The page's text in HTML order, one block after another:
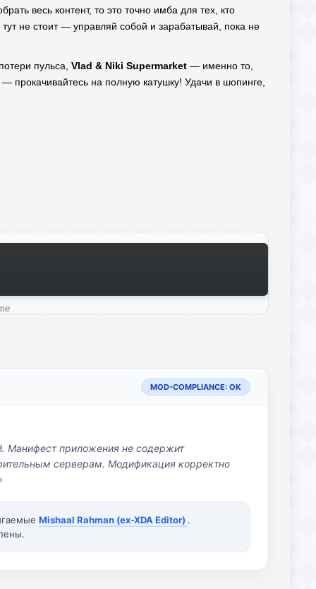
весь контент, то это точно имба для тех, кто
не стоит — управляй собой и зарабатывай, пока не
пульса, Vlad & Niki Supermarket — именно то,
прокачивайтесь на полную катушку! Удачи в шопинге,
MOD-COMPLIANCE: OK
Манифест приложения не содержит
серверам. Модификация корректно
Mishaal Rahman (ex-XDA Editor) .